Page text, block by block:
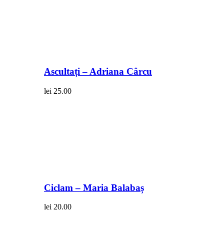
Ascultați – Adriana Cârcu
lei 25.00
Ciclam – Maria Balabaș
lei 20.00